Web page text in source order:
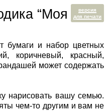
версия
для печати
“Моя
бумаги и набор цветных
коричневый, красный,
может содержать
нарисовать вашу семью.
чем-то другим и вам не